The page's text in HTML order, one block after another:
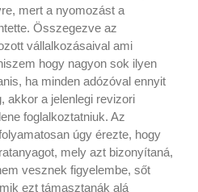
mert a nyomozást a
Összegezve az
vállalkozásaival ami
hogy nagyon sok ilyen
ha minden adózóval ennyit
akkor a jelenlegi revizori
foglalkoztatniuk. Az
úgy érezte, hogy
mely azt bizonyítaná,
vesznek figyelembe, sőt
ezt támasztanák alá